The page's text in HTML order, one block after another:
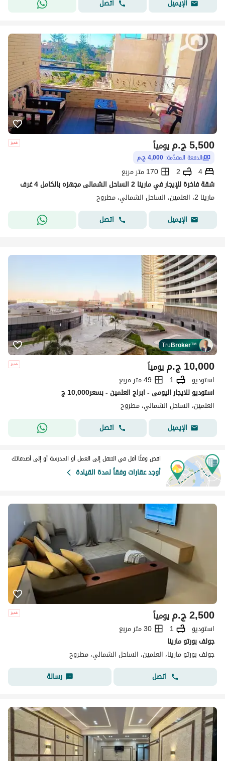
الإيميل اتصل
ج.م5,500 يومياً
الدفعة المقدّمة: 4,000 ج.م
4
2
170 متر مربع
شقة فاخرة للإيجار في مارينا 2 الساحل الشمالى مجهزه بالكامل 4 غرف
مارينا 2، العلمين، الساحل الشمالي، مطروح
الإيميل
اتصل
TruBroker™
ج.م10,000 يومياً
استوديو 1
49 متر مربع
استوديو للايجار اليومى - ابراج العلمين - بسعر10,000 ج
العلمين، الساحل الشمالي، مطروح
الإيميل
اتصل
اقض وقتًا أقل في التنقل إلى العمل أو المدرسة أو إلى أصدقائك
أوجد عقارات وفقاً لمدة القيادة
ج.م2,500 يومياً
استوديو 1
30 متر مربع
جولف بورتو مارينا
جولف بورتو مارينا، العلمين، الساحل الشمالي، مطروح
اتصل
رسالة